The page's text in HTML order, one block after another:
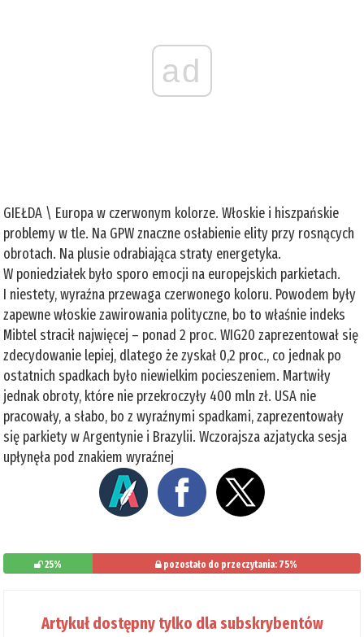
ad
GIEŁDA \ Europa w czerwonym kolorze. Włoskie i hiszpańskie
problemy w tle. Na GPW znaczne osłabienie elity przy rosnących
obrotach. Na plusie odrabiająca straty energetyka.
W poniedziałek było sporo emocji na europejskich parkietach.
I niestety, wyraźna przewaga czerwonego koloru. Powodem były
zapewne włoskie zawirowania polityczne, bo to właśnie indeks
Mibtel stracił najwięcej – ponad 2 proc. WIG20 zaprezentował się
zdecydowanie lepiej, dlatego że zyskał 0,2 proc., co jednak po
ostatnich spadkach było niewielkim pocieszeniem. Martwiły
jednak obroty, które nie przekroczyły 400 mln zł. USA nie
pracowały, a słabo, bo z wyraźnymi spadkami, zaprezentowały
się parkiety w Argentynie i Brazylii. Wczorajsza azjatycka sesja
upłynęła pod znakiem wyraźnej
25% pozostało do przeczytania: 75%
Artykuł dostępny tylko dla subskrybentów